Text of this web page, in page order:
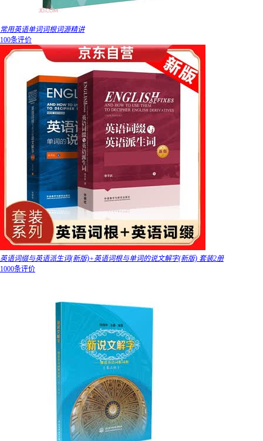
常用英语单词词根词源精讲
100条评价
英语词缀与英语派生词(新版)+英语词根与单词的说文解字(新版) 套装2册
1000条评价